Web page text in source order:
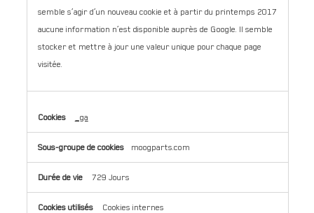
semble s’agir d’un nouveau cookie et à partir du printemps 2017
aucune information n’est disponible auprès de Google. Il semble
stocker et mettre à jour une valeur unique pour chaque page
visitée.
_ga
moogparts.com
729 Jours
Cookies internes